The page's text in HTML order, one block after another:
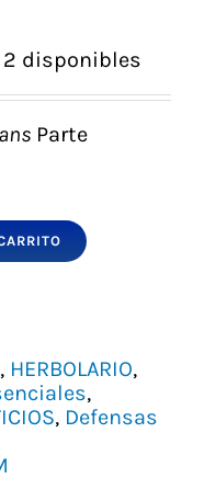
2 disponibles
Parte
, HERBOLARIO,
,
, Defensas